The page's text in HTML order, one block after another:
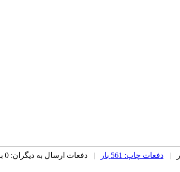
دفعات چاپ: 561 بار | دفعات ارسال به دیگران: 0 بار |